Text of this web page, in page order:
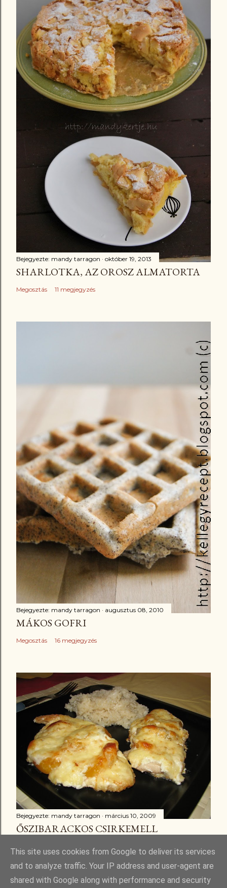
Bejegyezte: mandy tarragon október 19, 2013
SHARLOTKA, AZ OROSZ ALMATORTA
Megosztás 11 megjegyzés
Bejegyezte: mandy tarragon augusztus 08, 2010
MÁKOS GOFRI
Megosztás 16 megjegyzés
Bejegyezte: mandy tarragon március 10, 2009
ŐSZIBARACKOS CSIRKEMELL
This site uses cookies from Google to deliver its services
and to analyze traffic. Your IP address and user-agent are
shared with Google along with performance and security